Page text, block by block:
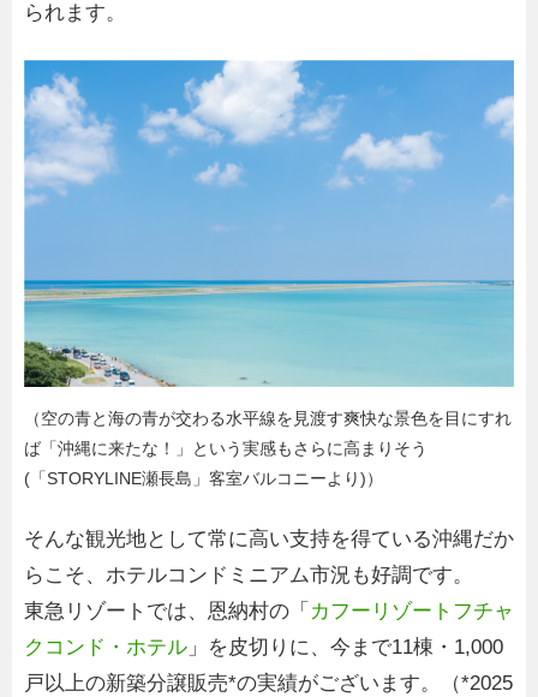
られます。
（空の青と海の青が交わる水平線を見渡す爽快な景色を目にすれ
ば「沖縄に来たな！」という実感もさらに高まりそう
(「STORYLINE瀬長島」客室バルコニーより)）
そんな観光地として常に高い支持を得ている沖縄だか
らこそ、ホテルコンドミニアム市況も好調です。
東急リゾートでは、恩納村の「 カフーリゾートフチャ
クコンド・ホテル 」を皮切りに、今まで11棟・1,000
戸以上の新築分譲販売*の実績がございます。（*2025